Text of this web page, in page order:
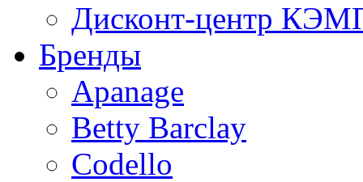
Дисконт-центр
Бренды
Apanage
Betty Barclay
Codello